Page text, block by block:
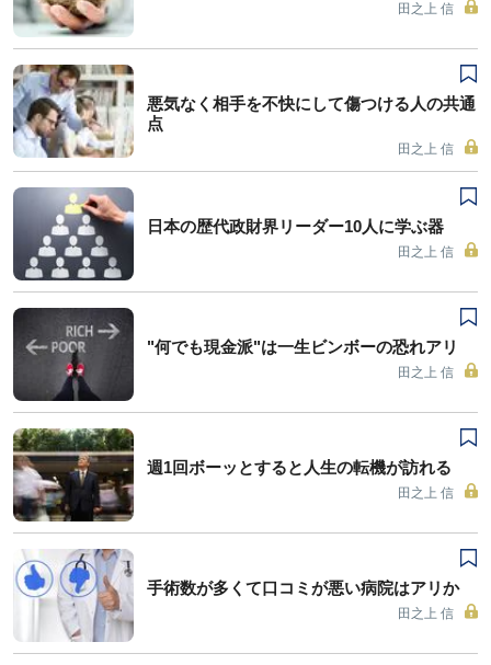
田之上 信
悪気なく相手を不快にして傷つける人の共通
点
田之上 信
日本の歴代政財界リーダー10人に学ぶ器
田之上 信
"何でも現金派"は一生ビンボーの恐れアリ
田之上 信
週1回ボーッとすると人生の転機が訪れる
田之上 信
手術数が多くて口コミが悪い病院はアリか
田之上 信